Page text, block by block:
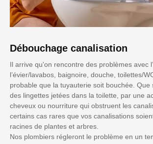
Débouchage canalisation
Il arrive qu'on rencontre des problèmes avec
l’évier/lavabos, baignoire, douche, toilettes/
probable que la tuyauterie soit bouchée. Que
des lingettes jetées dans la toilette, par une
cheveux ou nourriture qui obstruent les
certains cas rares que vos canalisations
racines de plantes et arbres.
Nos plombiers régleront le problème en un